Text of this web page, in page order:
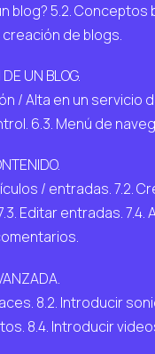
blog? 5.2. Conceptos
de blogs.
UN BLOG.
/ Alta en un servicio
6.3. Menú de
/ entradas. 7.2.
Editar entradas. 7.4.
8.2. Introducir
8.4. Introducir